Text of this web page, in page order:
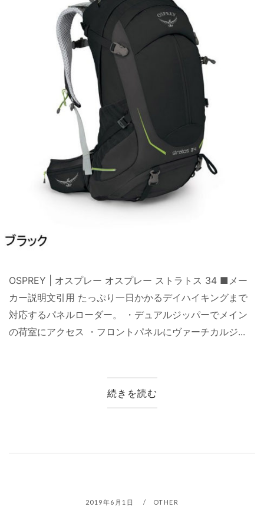
OSPREY | オスプレー オスプレー ストラトス 34 ■メー
カー説明文引用 たっぷり一日かかるデイハイキングまで
対応するパネルローダー。 ・デュアルジッパーでメイン
の荷室にアクセス ・フロントパネルにヴァーチカルジ...
続きを読む
2019年6月1日 OTHER